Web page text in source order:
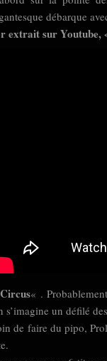
débarque
extrait sur
Circus« .
s’imagine un défilé
de faire du pipo,